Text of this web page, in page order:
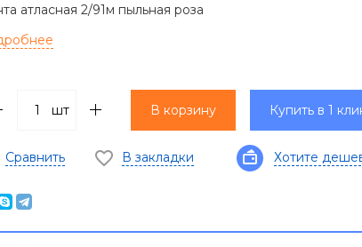
атласная 2/91м пыльная роза
шт В корзину Купить в 1
Сравнить В закладки Хотите